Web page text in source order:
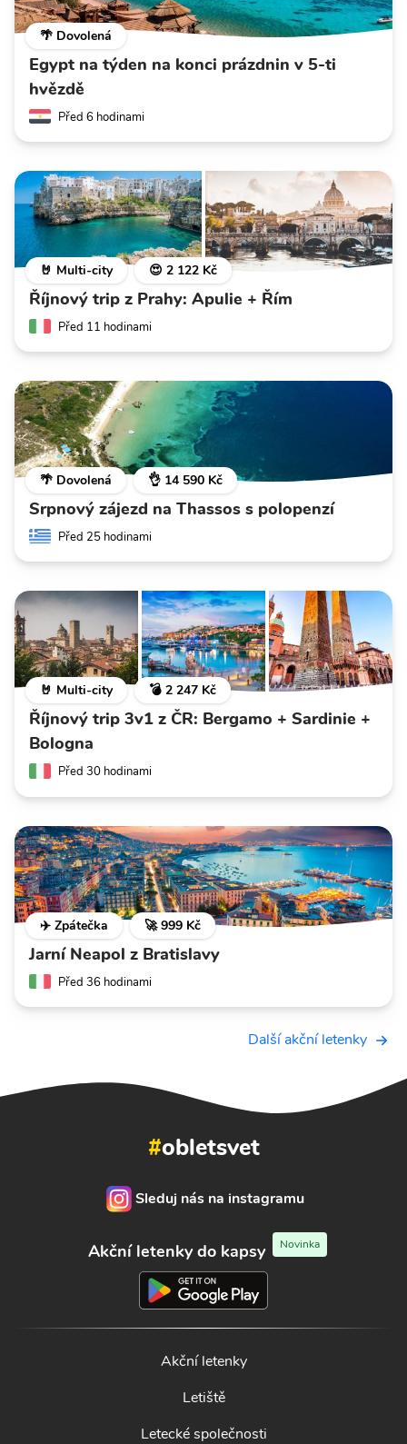
🌴 Dovolená
Egypt na týden na konci prázdnin v 5-ti
hvězdě
Před 6 hodinami
🤘 Multi-city 😍 2 122 Kč
Říjnový trip z Prahy: Apulie + Řím
Před 11 hodinami
🌴 Dovolená 👌 14 590 Kč
Srpnový zájezd na Thassos s polopenzí
Před 25 hodinami
🤘 Multi-city 💣 2 247 Kč
Říjnový trip 3v1 z ČR: Bergamo + Sardinie +
Bologna
Před 30 hodinami
✈️ Zpátečka 🚀 999 Kč
Jarní Neapol z Bratislavy
Před 36 hodinami
Další akční letenky
#obletsvet
Sleduj nás na instagramu
Akční letenky do kapsy Novinka
Akční letenky
Letiště
Letecké společnosti